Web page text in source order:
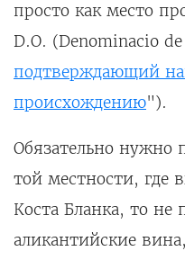
просто как место
D.O. (Denominacio
подтверждающий
происхождению").
Обязательно нужно
той местности, где
Коста Бланка, то не
аликантийские